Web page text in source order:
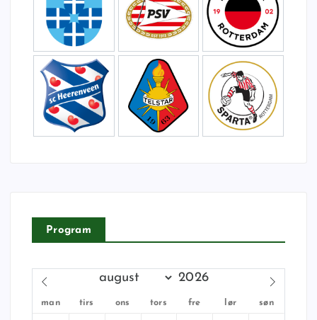
Program
man tirs ons tors fre lør søn